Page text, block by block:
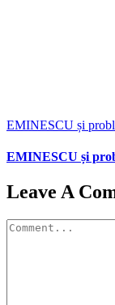
EMINESCU și
EMINESCU și
Leave A
Comment